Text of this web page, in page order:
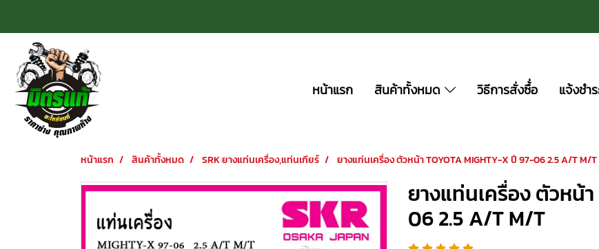
หน้าแรก สินค้าทั้งหมด วิธีการสั่งซื้่อ แจ้งชำ
หน้าแรก สินค้าทั้งหมด SRK ยางแท่นเครื่อง,แท่นเกียร์ ยางแท่นเครื่อง ตัวหน้า TOYOTA MIGHTY-X ปี 97-06 2.5 A/T M/T
ยางแท่นเครื่อง ตัวหน้
06 2.5 A/T M/T